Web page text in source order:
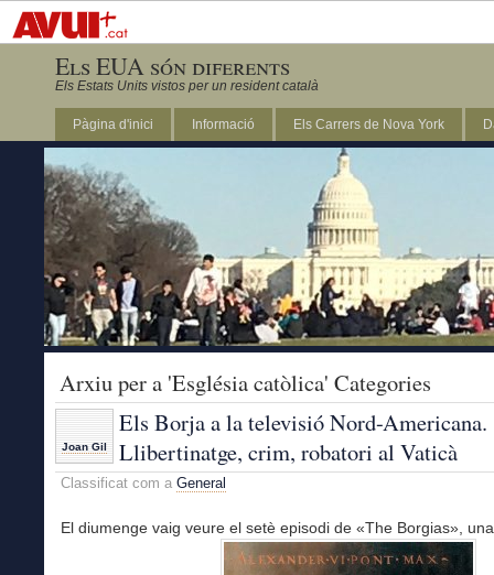
Els EUA són diferents
Els Estats Units vistos per un resident català
Pàgina d'inici Informació Els Carrers de Nova York
Arxiu per a 'Església catòlica' Categories
Joan Gil
Els Borja a la televisió Nord-Americana.
Llibertinatge, crim, robatori al Vaticà
Classificat com a General
El diumenge vaig veure el setè episodi de «The Borgias»,